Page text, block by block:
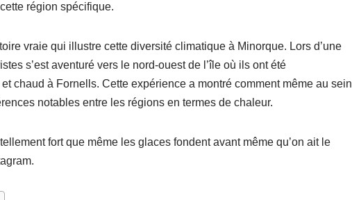
région spécifique.
vraie qui illustre cette diversité climatique à Minorque. Lors d’une
s’est aventuré vers le nord-ouest de l’île où ils ont été
chaud à Fornells. Cette expérience a montré comment même au sein
notables entre les régions en termes de chaleur.
fort que même les glaces fondent avant même qu’on ait le